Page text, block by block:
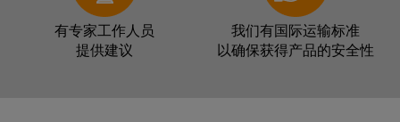
有专家工作人员
提供建议
我们有国际运输标准
以确保获得产品的安全性